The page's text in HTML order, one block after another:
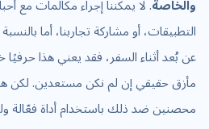
والخاصة. لا يمكننا إجراء مكالمات مع
التطبيقات، أو مشاركة تجاربنا، أما
عن بُعد أثناء السفر، فقد يعني هذا
مأزق حقيقي إن لم نكن مستعدين. لكن
محصنين ضد ذلك باستخدام أداة فعّالة